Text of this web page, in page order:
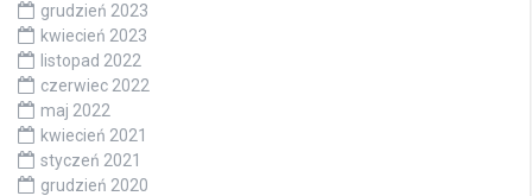
grudzień 2023
kwiecień 2023
listopad 2022
czerwiec 2022
maj 2022
kwiecień 2021
styczeń 2021
grudzień 2020